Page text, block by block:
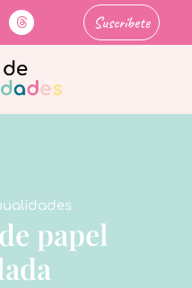
Suscríbete
papel